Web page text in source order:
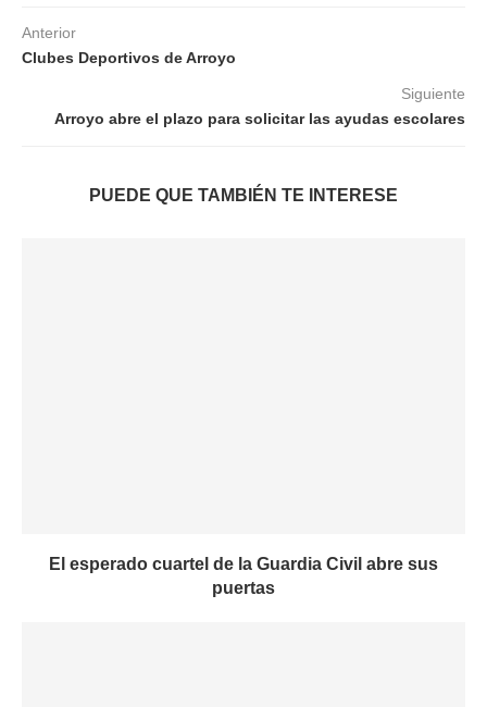
Anterior
Clubes Deportivos de Arroyo
Siguiente
Arroyo abre el plazo para solicitar las ayudas escolares
PUEDE QUE TAMBIÉN TE INTERESE
El esperado cuartel de la Guardia Civil abre sus
puertas